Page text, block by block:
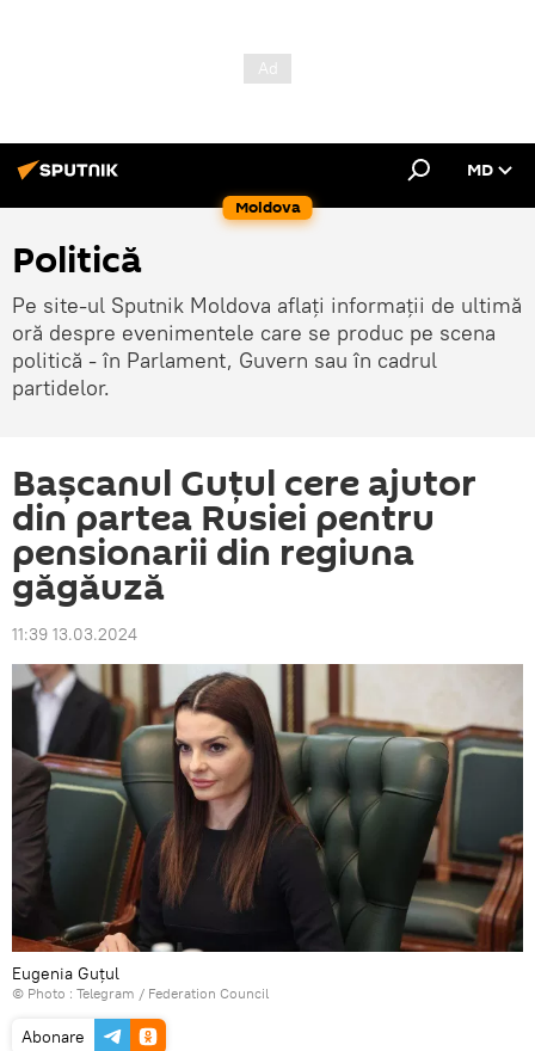
Moldova
MD
Politică
Pe site-ul Sputnik Moldova aflați informații de ultimă
oră despre evenimentele care se produc pe scena
politică - în Parlament, Guvern sau în cadrul
partidelor.
Bașcanul Guțul cere ajutor
din partea Rusiei pentru
pensionarii din regiuna
găgăuză
11:39 13.03.2024
Eugenia Guțul
© Photo : Telegram / Federation Council
Abonare